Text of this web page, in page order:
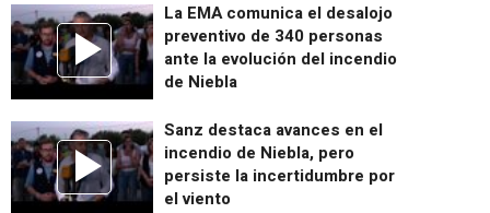
La EMA comunica el desalojo
preventivo de 340 personas
ante la evolución del incendio
de Niebla
Sanz destaca avances en el
incendio de Niebla, pero
persiste la incertidumbre por
el viento